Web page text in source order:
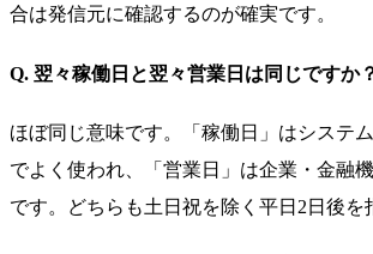
合は発信元に確認するのが確実です。
Q. 翌々稼働日と翌々営業日は同じですか
ほぼ同じ意味です。「稼働日」はシステ
でよく使われ、「営業日」は企業・金融
です。どちらも土日祝を除く平日2日後を